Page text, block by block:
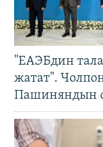
"ЕАЭБдин
жатат".
Пашиняндын